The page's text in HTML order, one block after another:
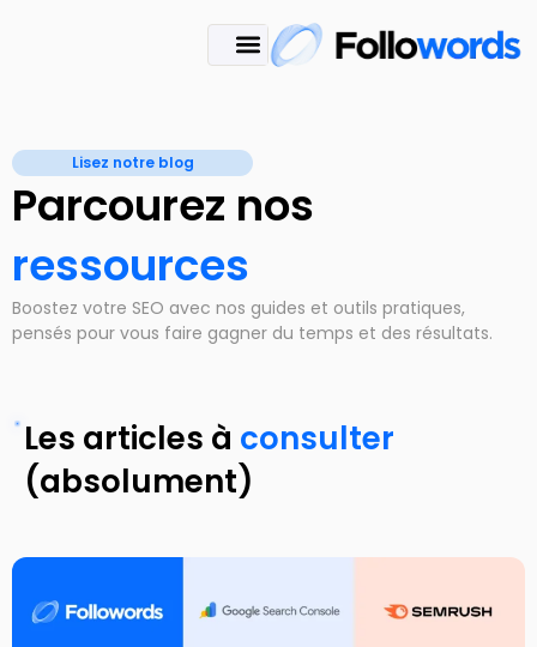
Lisez notre blog
Parcourez nos
ressources
Boostez votre SEO avec nos guides et outils pratiques,
pensés pour vous faire gagner du temps et des résultats.
Les articles à consulter
(absolument)